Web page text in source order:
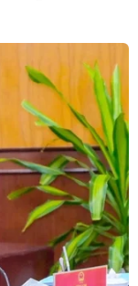
thông báo về
này sang
Lugansk tự
người ở
đã tự rời
19/2, hai
lệnh tổng